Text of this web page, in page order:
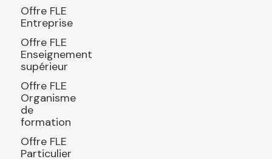
Offre FLE
Entreprise
Offre FLE
Enseignement
supérieur
Offre FLE
Organisme
de
formation
Offre FLE
Particulier